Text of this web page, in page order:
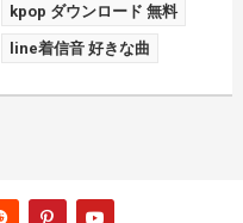
kpop ダウンロード 無料
line着信音 好きな曲